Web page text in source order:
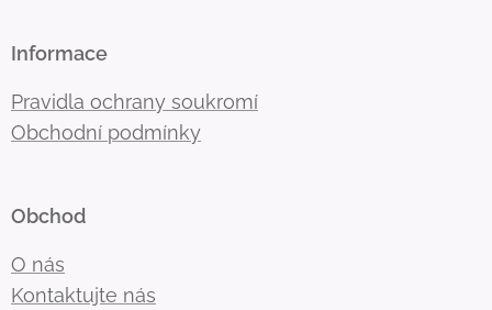
Informace
Pravidla ochrany soukromí
Obchodní podmínky
Obchod
O nás
Kontaktujte nás